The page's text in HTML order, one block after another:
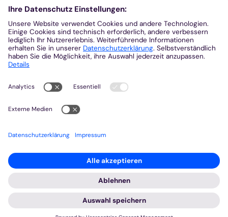
Aus der Plattform
Nachrichten
Veranstaltungen
Gottesdienste
Stellenangebote
Kirchenzeitung
Amtsblatt (Kirchlicher Anzeiger)
Rechtsdatenbank
Meldestelle gemäß Hinweisgeberschutzgesetz
2026 © Bistum Aachen
Impressum
Datenschutzerklärung